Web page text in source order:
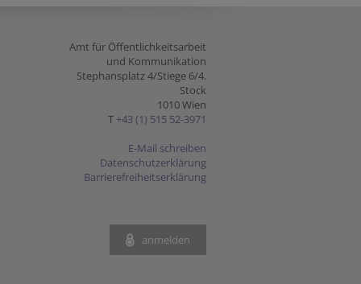
Amt für Öffentlichkeitsarbeit
und Kommunikation
Stephansplatz 4/Stiege 6/4.
Stock
1010 Wien
T +43 (1) 515 52-3971
E-Mail schreiben
Datenschutzerklärung
Barrierefreiheitserklärung
anmelden